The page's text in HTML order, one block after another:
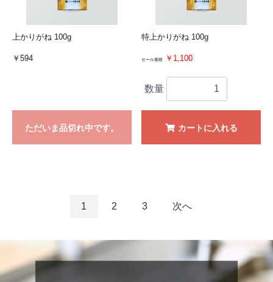
上かりがね 100g
￥594
ただいま品切れ中です。
特上かりがね 100g
セール価格 ￥1,100
数量
カートに入れる
1 2 3 次へ